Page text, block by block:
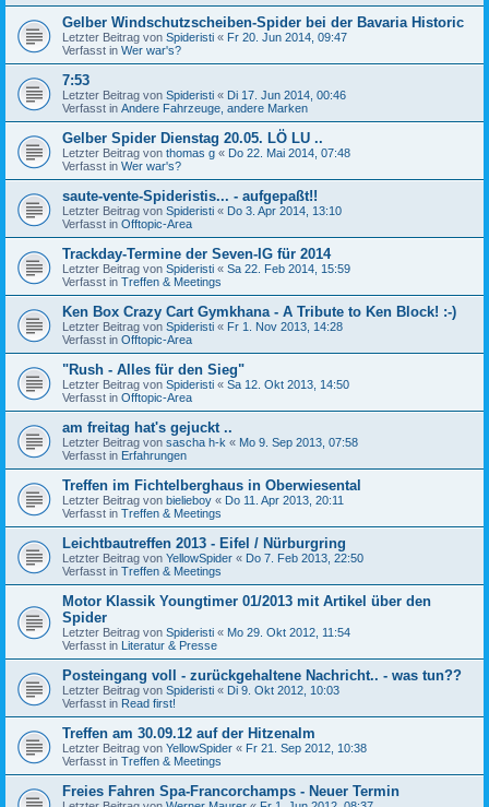
Gelber Windschutzscheiben-Spider bei der Bavaria Historic
Letzter Beitrag von Spideristi « Fr 20. Jun 2014, 09:47
Verfasst in Wer war's?
7:53
Letzter Beitrag von Spideristi « Di 17. Jun 2014, 00:46
Verfasst in Andere Fahrzeuge, andere Marken
Gelber Spider Dienstag 20.05. LÖ LU ..
Letzter Beitrag von thomas g « Do 22. Mai 2014, 07:48
Verfasst in Wer war's?
saute-vente-Spideristis... - aufgepaßt!!
Letzter Beitrag von Spideristi « Do 3. Apr 2014, 13:10
Verfasst in Offtopic-Area
Trackday-Termine der Seven-IG für 2014
Letzter Beitrag von Spideristi « Sa 22. Feb 2014, 15:59
Verfasst in Treffen & Meetings
Ken Box Crazy Cart Gymkhana - A Tribute to Ken Block! :-)
Letzter Beitrag von Spideristi « Fr 1. Nov 2013, 14:28
Verfasst in Offtopic-Area
"Rush - Alles für den Sieg"
Letzter Beitrag von Spideristi « Sa 12. Okt 2013, 14:50
Verfasst in Offtopic-Area
am freitag hat's gejuckt ..
Letzter Beitrag von sascha h-k « Mo 9. Sep 2013, 07:58
Verfasst in Erfahrungen
Treffen im Fichtelberghaus in Oberwiesental
Letzter Beitrag von bielieboy « Do 11. Apr 2013, 20:11
Verfasst in Treffen & Meetings
Leichtbautreffen 2013 - Eifel / Nürburgring
Letzter Beitrag von YellowSpider « Do 7. Feb 2013, 22:50
Verfasst in Treffen & Meetings
Motor Klassik Youngtimer 01/2013 mit Artikel über den
Spider
Letzter Beitrag von Spideristi « Mo 29. Okt 2012, 11:54
Verfasst in Literatur & Presse
Posteingang voll - zurückgehaltene Nachricht.. - was tun??
Letzter Beitrag von Spideristi « Di 9. Okt 2012, 10:03
Verfasst in Read first!
Treffen am 30.09.12 auf der Hitzenalm
Letzter Beitrag von YellowSpider « Fr 21. Sep 2012, 10:38
Verfasst in Treffen & Meetings
Freies Fahren Spa-Francorchamps - Neuer Termin